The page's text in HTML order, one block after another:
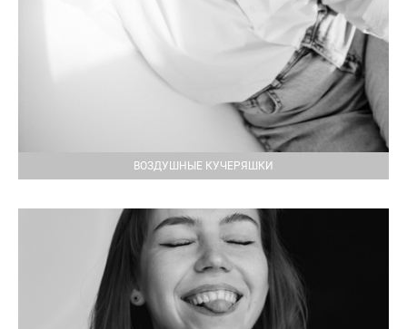
ВОЗДУШНЫЕ КУЧЕРЯШКИ